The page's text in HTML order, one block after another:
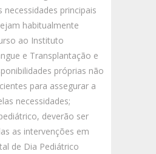
necessidades principais
habitualmente
ao Instituto
e Transplantação e
próprias não
para assegurar a
necessidades;
deverão ser
as intervenções em
de Dia Pediátrico